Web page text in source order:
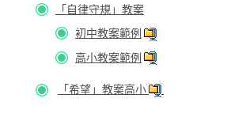
「自律守規」教案
初中教案範例
高小教案範例
「希望」教案高小